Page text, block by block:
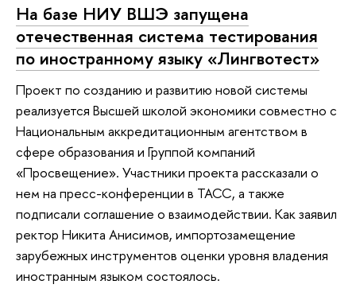
На базе НИУ ВШЭ запущена
отечественная система тестирования
по иностранному языку «Лингвотест»
Проект по созданию и развитию новой системы
реализуется Высшей школой экономики совместно с
Национальным аккредитационным агентством в
сфере образования и Группой компаний
«Просвещение». Участники проекта рассказали о
нем на пресс-конференции в ТАСС, а также
подписали соглашение о взаимодействии. Как заявил
ректор Никита Анисимов, импортозамещение
зарубежных инструментов оценки уровня владения
иностранным языком состоялось.